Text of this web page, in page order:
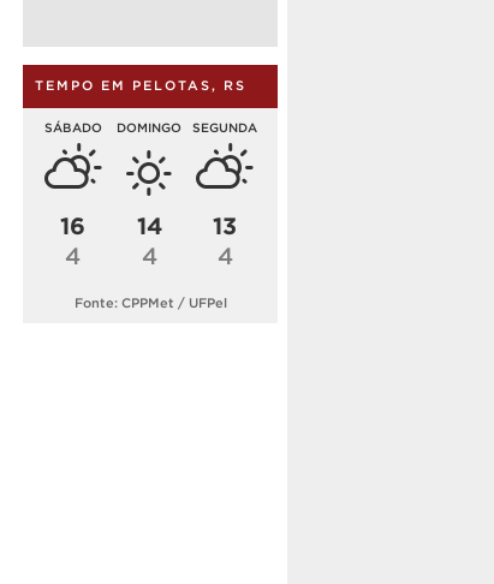
TEMPO EM PELOTAS, RS
SÁBADO
16
4
DOMINGO
14
4
SEGUNDA
13
4
Fonte: CPPMet / UFPel